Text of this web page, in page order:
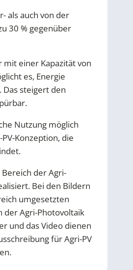
als auch von der
30 % gegenüber
einer Kapazität von
es, Energie
steigert den
Nutzung möglich
Konzeption, die
der Agri-
Bei den Bildern
umgesetzten
der Agri-Photovoltaik
und das Video dienen
für Agri-PV